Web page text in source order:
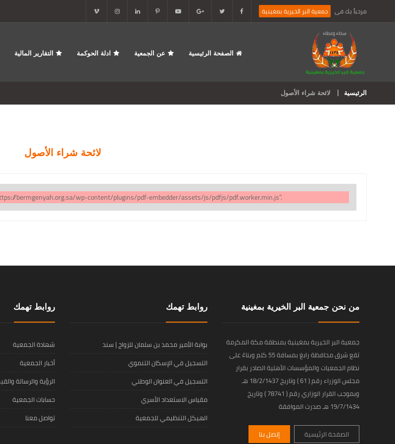
مرحباً بك فى جمعية البر الخيرية بمغينية
الصفحة الرئيسية عن الجمعية ادلة الحوكمة التقارير المالية
الرئيسية لائحة شراء الأصول
لائحة شراء الأصول
bermgenyah.org.sa/wp-content/plugins/pdf-embedder/assets/js/pdfjs/pdf.worker.min.js".
من نحن جمعية البر الخيرية بمغينية
جمعية البر الخيرية بمغينية بمنطقة مكة المكرمة
تقع شرق محافظة رابغ بمسافة 55 كلم وبناءً على
نظام الجمعيات والمؤسسات الأهلية الصادر بقرار
مجلس الوزراء رقم ( 61 ) وتاريخ 18/2/1437 هـ
وبموجب القرار الوزاري رقم ( 78741 ) وتاريخ
19/7/1434 هـ صدرت الموافقة
الصفحة الرئيسية إتصل بنا
روابط تهمك
بوابة الأمير محمد بن سلمان للزواج | سند
التسجيل في الإسكان التنموي
التسجيل في العنوان الوطني
مقياس الاستعداد الأسري
الهيكل التنظيمي للجمعية
روابط تهمك
شهادة الجمعية
أخبار الجمعية
الرؤية والرسالة
حسابات الجمعية
تواصل معنا